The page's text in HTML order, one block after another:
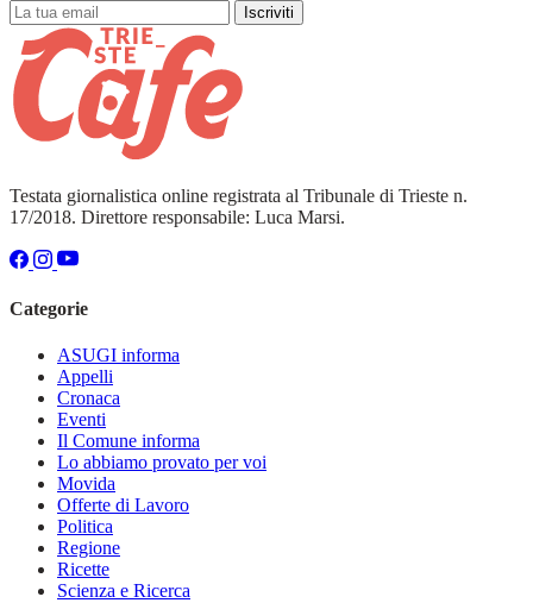
Iscriviti
Testata giornalistica online registrata al Tribunale di Trieste n.
17/2018. Direttore responsabile: Luca Marsi.
Categorie
ASUGI informa
Appelli
Cronaca
Eventi
Il Comune informa
Lo abbiamo provato per voi
Movida
Offerte di Lavoro
Politica
Regione
Ricette
Scienza e Ricerca